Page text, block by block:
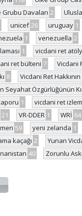
Grubu Davaları 2
unicef 26 uruguay 1
1 venezuella 2
1 vicdani ret
ret bülteni 7 Vicdani
8
Vicdani Ret
Seyahat Özgürlüğünün
1 vicdani ret
21 VR-DDER 1 WRİ 64
59 yeni zelanda 1
kaçağı 2
Yunan
40 Zorunlu